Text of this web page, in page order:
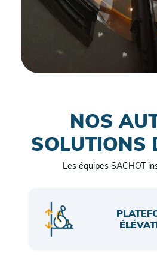
NOS
SOLUTIONS
Les équipes SACHOT